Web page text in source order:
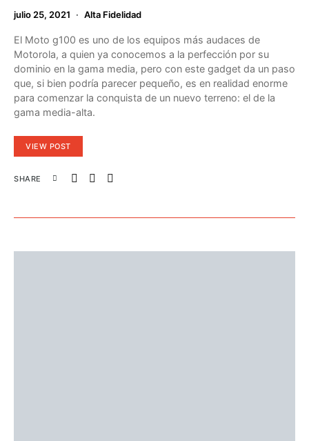
julio 25, 2021 Alta Fidelidad
El Moto g100 es uno de los equipos más audaces de
Motorola, a quien ya conocemos a la perfección por su
dominio en la gama media, pero con este gadget da un paso
que, si bien podría parecer pequeño, es en realidad enorme
para comenzar la conquista de un nuevo terreno: el de la
gama media-alta.
VIEW POST
SHARE